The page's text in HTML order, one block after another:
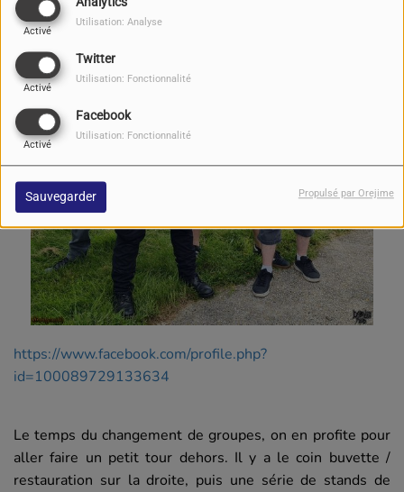
Activé
Utilisation: Analyse
Twitter
Activé
Utilisation: Fonctionnalité
Facebook
Activé
Utilisation: Fonctionnalité
Sauvegarder Propulsé par Orejime
https://www.facebook.com/profile.php?
id=100089729133634
Le temps du changement de groupes, on en profite pour
aller faire un petit tour dehors. Il y a le coin buvette /
restauration sur la droite, puis une série de stands de